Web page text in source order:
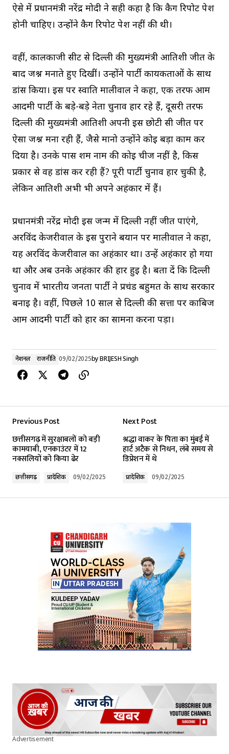
ऐसे में प्रधानमंत्री नरेंद्र मोदी ने सही कहा है कि कैग रिपोर्ट पेश
होनी चाहिए। उन्होंने कैग रिपोर्ट पेश नहीं की थी।
वहीं, कालकाजी सीट से दिल्ली की मुख्यमंत्री आतिशी जीत के
बाद जश्न मनाते हुए दिखीं। उन्होंने पार्टी कार्यकर्ताओं के साथ
डांस किया। इस पर स्वाति मालीवाल ने कहा, एक तरफ आम
आदमी पार्टी के बड़े-बड़े नेता चुनाव हार रहे हैं, दूसरी तरफ
दिल्ली की मुख्यमंत्री आतिशी अपनी इस छोटी सी जीत पर
ऐसा जश्न मना रही हैं, जैसे मानो उन्होंने कोई बड़ा काम कर
दिया है। उनके पास शर्म नाम की कोई चीज नहीं है, किस
प्रकार से वह डांस कर रही हैं? पूरी पार्टी चुनाव हार चुकी है,
लेकिन आतिशी अभी भी अपने अहंकार में हैं।
प्रधानमंत्री नरेंद्र मोदी इस जन्म में दिल्ली नहीं जीत पाएंगे,
अरविंद केजरीवाल के इस पुराने बयान पर मालीवाल ने कहा,
यह अरविंद केजरीवाल का अहंकार था। उन्हें अहंकार हो गया
था और अब उनके अहंकार की हार हुई है। बता दें कि दिल्ली
चुनाव में भारतीय जनता पार्टी ने प्रचंड बहुमत के साथ सरकार
बनाई है। वहीं, पिछले 10 साल से दिल्ली की सत्ता पर काबिज
आम आदमी पार्टी को हार का सामना करना पड़ा।
नेशनल राजनीति 09/02/2025byBRIJESH Singh
Previous Post
छत्तीसगढ़ में सुरक्षाबलों को बड़ी
कामयाबी, एनकाउंटर में 12
नक्सलियों को किया ढेर
छत्तीसगढ़ प्रादेशिक 09/02/2025
Next Post
श्रद्धा वाकर के पिता का मुंबई में
हार्ट अटैक से निधन, लंबे समय से
डिप्रेशन में थे
प्रादेशिक 09/02/2025
Advertisement